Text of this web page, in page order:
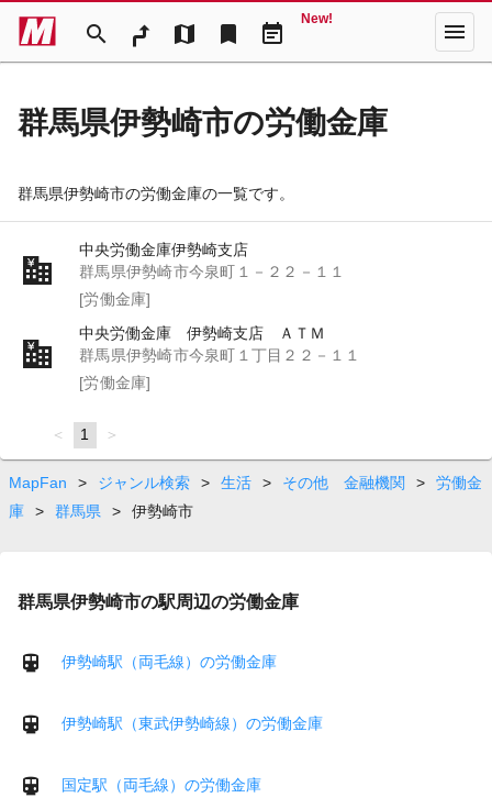
search map bookmark event_note
New! menu
群馬県伊勢崎市の労働金庫
群馬県伊勢崎市の労働金庫の一覧です。
中央労働金庫伊勢崎支店
群馬県伊勢崎市今泉町１－２２－１１
[労働金庫]
中央労働金庫 伊勢崎支店 ＡＴＭ
群馬県伊勢崎市今泉町１丁目２２－１１
[労働金庫]
page
You're
on
page
1 page
MapFan > ジャンル検索 > 生活 > その他 金融機関 >
労働金
庫
> 群馬県 > 伊勢崎市
群馬県伊勢崎市の駅周辺の労働金庫
伊勢崎駅（両毛線）の労働金庫
伊勢崎駅（東武伊勢崎線）の労働金庫
国定駅（両毛線）の労働金庫